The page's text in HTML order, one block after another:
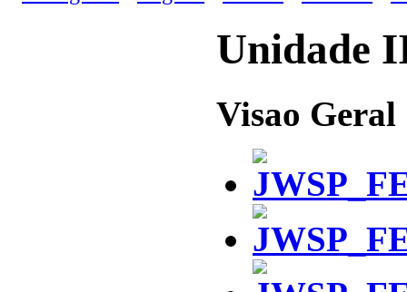
Unidade
Visao Geral